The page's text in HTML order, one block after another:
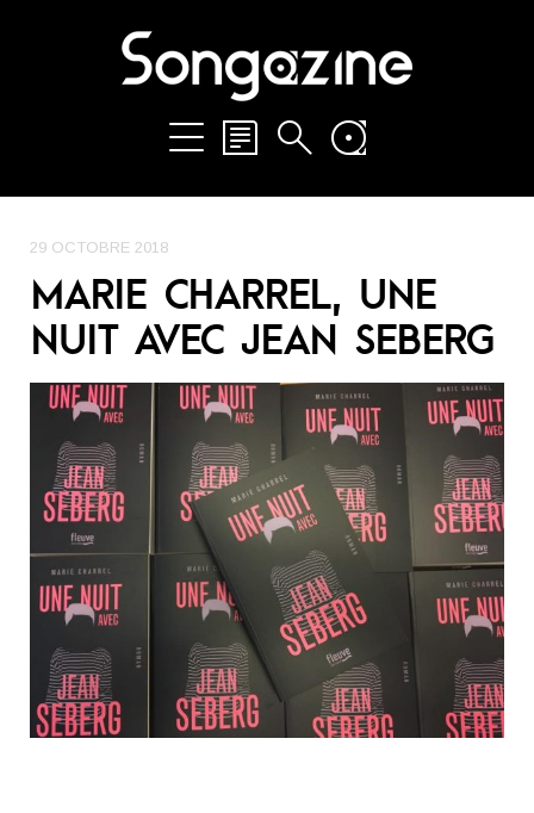
29 OCTOBRE 2018
MARIE CHARREL, UNE
NUIT AVEC JEAN SEBERG